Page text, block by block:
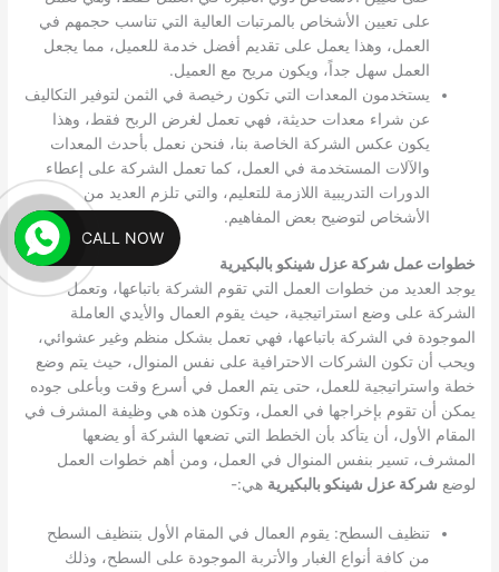
على تعيين الأشخاص بالمرتبات العالية التي تناسب حجمهم في
العمل، وهذا يعمل على تقديم أفضل خدمة للعميل، مما يجعل
العمل سهل جداً، ويكون مريح مع العميل.
يستخدمون المعدات التي تكون رخيصة في الثمن لتوفير التكاليف
عن شراء معدات حديثة، فهي تعمل لغرض الربح فقط، وهذا
يكون عكس الشركة الخاصة بنا، فنحن نعمل بأحدث المعدات
والآلات المستخدمة في العمل، كما تعمل الشركة على إعطاء
الدورات التدريبية اللازمة للتعليم، والتي تلزم العديد من
الأشخاص لتوضيح بعض المفاهيم.
خطوات عمل شركة عزل شينكو بالبكيرية
يوجد العديد من خطوات العمل التي تقوم الشركة باتباعها، وتعمل
الشركة على وضع استراتيجية، حيث يقوم العمال والأيدي العاملة
الموجودة في الشركة باتباعها، فهي تعمل بشكل منظم وغير عشوائي،
ويحب أن تكون الشركات الاحترافية على نفس المنوال، حيث يتم وضع
خطة واستراتيجية للعمل، حتى يتم العمل في أسرع وقت وبأعلى جوده
يمكن أن تقوم بإخراجها في العمل، وتكون هذه هي وظيفة المشرف في
المقام الأول، أن يتأكد بأن الخطط التي تضعها الشركة أو يضعها
المشرف، تسير بنفس المنوال في العمل، ومن أهم خطوات العمل
لوضع شركة عزل شينكو بالبكيرية هي:-
تنظيف السطح: يقوم العمال في المقام الأول بتنظيف السطح
من كافة أنواع الغبار والأتربة الموجودة على السطح، وذلك
CALL NOW